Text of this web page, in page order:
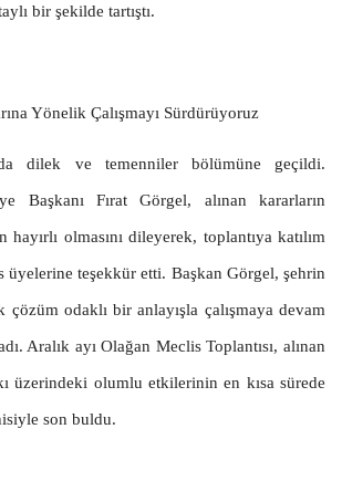
bir şekilde tartıştı.
Yönelik Çalışmayı Sürdürüyoruz
dilek ve temenniler bölümüne geçildi.
Başkanı Fırat Görgel, alınan kararların
olmasını dileyerek, toplantıya katılım
üyelerine teşekkür etti. Başkan Görgel, şehrin
çözüm odaklı bir anlayışla çalışmaya devam
Aralık ayı Olağan Meclis Toplantısı, alınan
üzerindeki olumlu etkilerinin en kısa sürede
son buldu.